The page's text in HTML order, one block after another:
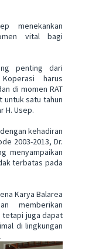
menekankan
vital bagi
penting dari
harus
di momen RAT
satu tahun
H. Usep.
kehadiran
2003-2013, Dr.
menyampaikan
terbatas pada
Karya Balarea
memberikan
tetapi juga dapat
di lingkungan